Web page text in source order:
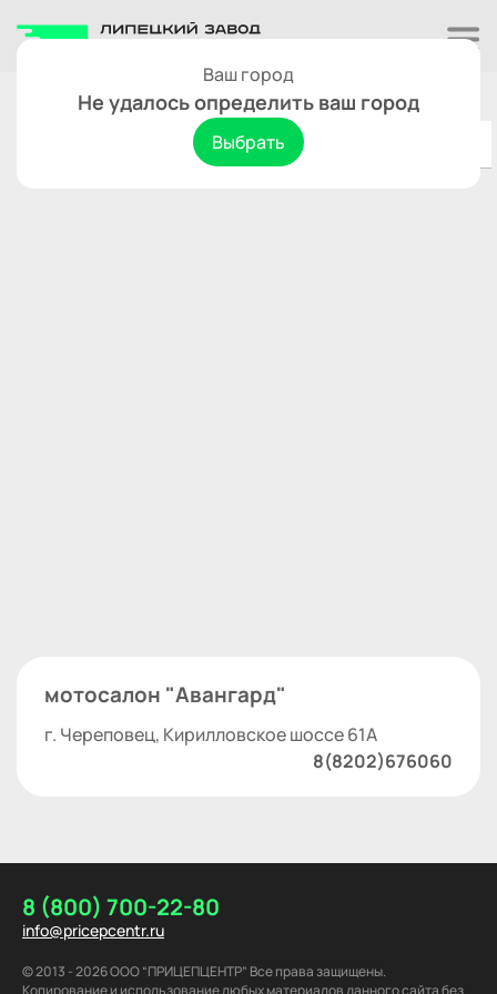
Ваш город
Не удалось определить ваш город
Выбрать
Череповец Сбросить
мотосалон "Авангард"
г. Череповец, Кирилловское шоссе 61А
8(8202)676060
8 (800) 700-22-80
info@pricepcentr.ru
© 2013 - 2026 ООО “ПРИЦЕПЦЕНТР” Все права защищены.
Копирование и использование любых материалов данного сайта без